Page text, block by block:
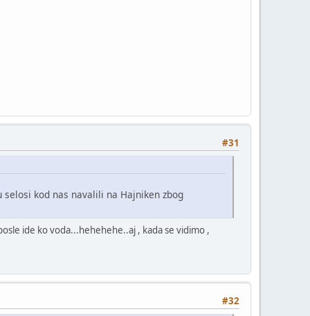
#31
kod nas navalili na Hajniken zbog
ide ko voda...hehehehe..aj , kada se vidimo ,
#32